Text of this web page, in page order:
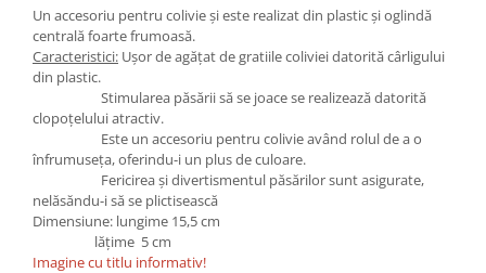
Un accesoriu pentru colivie și este realizat din plastic și oglindă
centrală foarte frumoasă.
Caracteristici: Ușor de agățat de gratiile coliviei datorită cârligului
din plastic.
Stimularea păsării să se joace se realizează datorită
clopoțelului atractiv.
Este un accesoriu pentru colivie având rolul de a o
înfrumuseța, oferindu-i un plus de culoare.
Fericirea și divertismentul păsărilor sunt asigurate,
nelăsăndu-i să se plictisească
Dimensiune: lungime 15,5 cm
lățime 5 cm
Imagine cu titlu informativ!